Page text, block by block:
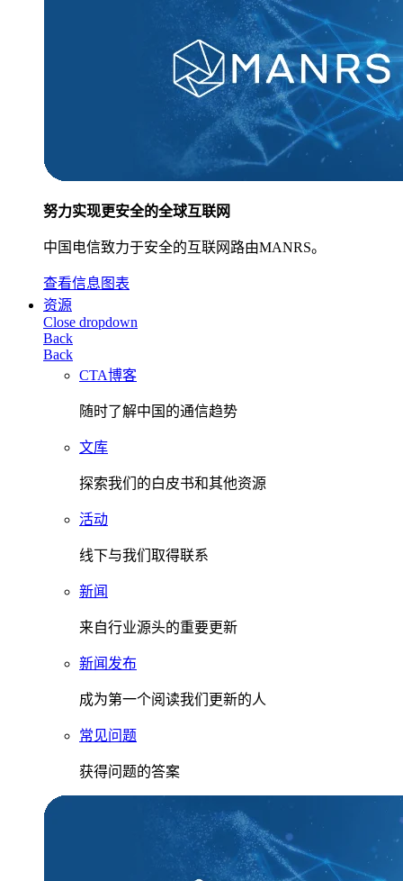
努力实现更安全的全球互联网
中国电信致力于安全的互联网路由MANRS。
查看信息图表
资源
Close dropdown
Back
Back
CTA博客
随时了解中国的通信趋势
文库
探索我们的白皮书和其他资源
活动
线下与我们取得联系
新闻
来自行业源头的重要更新
新闻发布
成为第一个阅读我们更新的人
常见问题
获得问题的答案